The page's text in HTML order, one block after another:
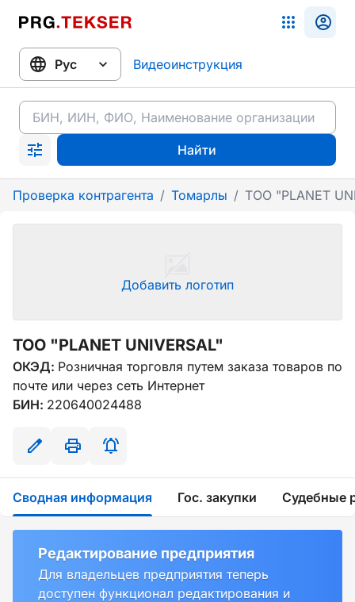
Видеоинструкция
Найти
Проверка контрагента / Томарлы / ТОО "PLANET
Добавить логотип
ТОО "PLANET UNIVERSAL"
ОКЭД: Розничная торговля путем заказа товаров по
почте или через сеть Интернет
БИН: 220640024488
Сводная информация Гос. закупки Судебные
Редактирование предприятия
Для владельцев предприятия теперь
доступен функционал редактирования и